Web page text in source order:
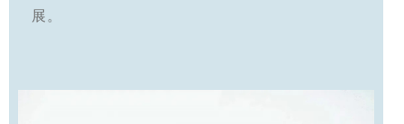
展。